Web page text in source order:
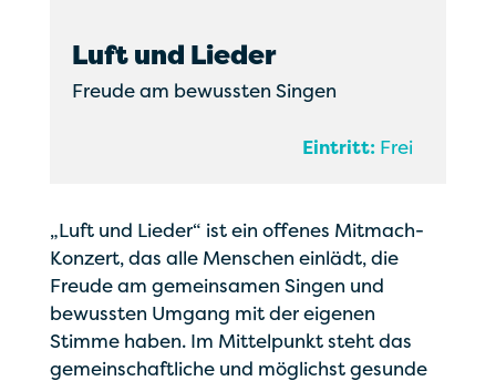
Luft und Lieder
Freude am bewussten Singen
Eintritt: Frei
„Luft und Lieder“ ist ein offenes Mitmach-
Konzert, das alle Menschen einlädt, die
Freude am gemeinsamen Singen und
bewussten Umgang mit der eigenen
Stimme haben. Im Mittelpunkt steht das
gemeinschaftliche und möglichst gesunde